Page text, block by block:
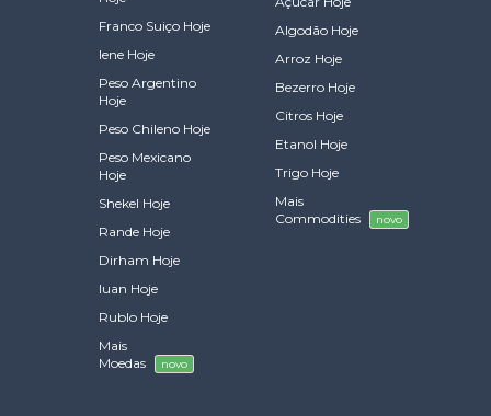
Franco Suiço Hoje
Iene Hoje
Peso Argentino
Hoje
Peso Chileno Hoje
Peso Mexicano
Hoje
Shekel Hoje
Rande Hoje
Dirham Hoje
Iuan Hoje
Rublo Hoje
Mais
Moedas
novo
Algodão Hoje
Arroz Hoje
Bezerro Hoje
Citros Hoje
Etanol Hoje
Trigo Hoje
Mais
Commodities
novo